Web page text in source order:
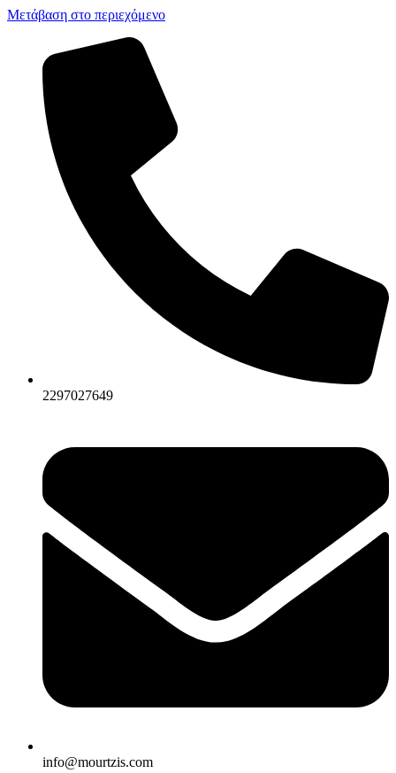
Μετάβαση στο περιεχόμενο
2297027649
info@mourtzis.com